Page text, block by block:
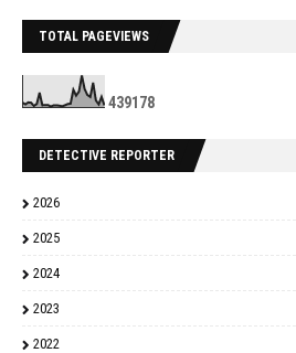
TOTAL PAGEVIEWS
4391 78
DETECTIVE REPORTER
2026
2025
2024
2023
2022